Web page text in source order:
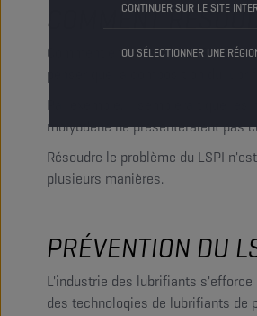
CONTINUER SUR LE SITE
OU SÉLECTIONNER UNE
COMMENT
Comment empêcher le LSPI de
penser que la composition du
Par exemple, il semblerait que les
molybdène ne présenteraient pas
Résoudre le problème du LSPI
plusieurs manières.
PRÉVENTION DU
L'industrie des lubrifiants
des technologies de lubrifiants de